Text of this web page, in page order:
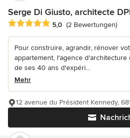
Serge Di Giusto, architecte
Durchschnittliche Bewertung: 5
5,0 (2 Bewertungen)
Pour construire, agrandir, rénover
appartement, l'agence
de ses 40 ans d'expéri...
Mehr
12 avenue du Président Kennedy,